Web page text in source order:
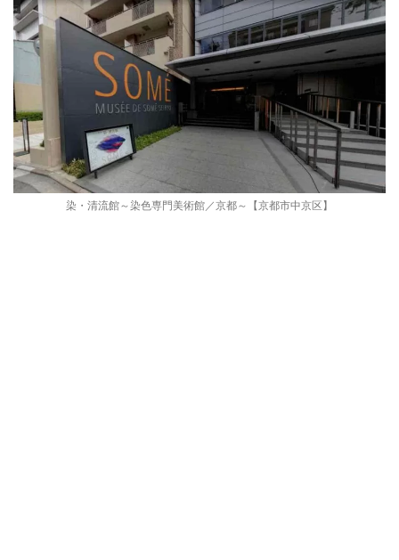
染・清流館～染色専門美術館／京都～【京都市中京区】